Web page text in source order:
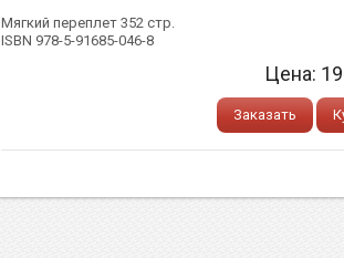
Мягкий переплет 352 стр.
ISBN 978-5-91685-046-8
Цена:
Заказать